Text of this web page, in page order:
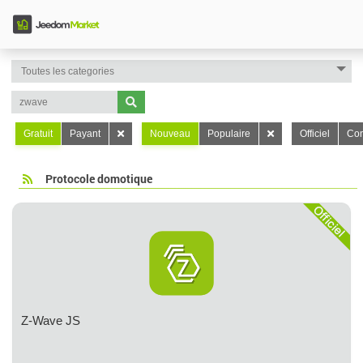
Gratuit Payant Nouveau Populaire Officiel
Protocole domotique
Z-Wave JS